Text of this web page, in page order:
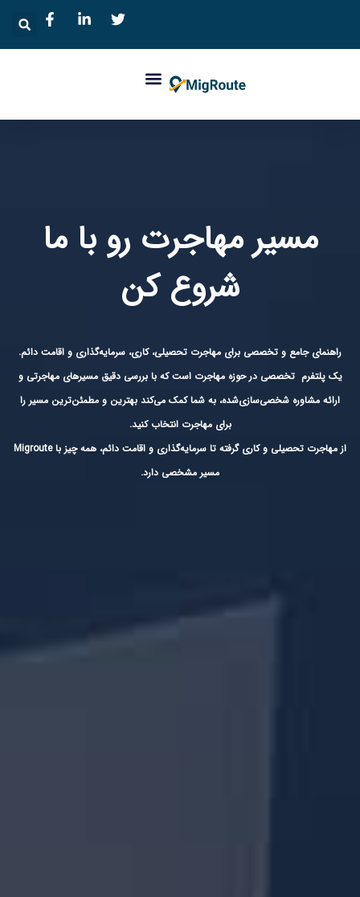
مسیر مهاجرت رو با ما
شروع کن‏
راهنمای جامع و تخصصی برای مهاجرت تحصیلی، کاری، سرمایه‌گذاری و اقامت دائم.
یک پلتفرم تخصصی در حوزه مهاجرت است که با بررسی دقیق مسیرهای مهاجرتی و
ارائه مشاوره شخصی‌سازی‌شده، به شما کمک می‌کند بهترین و مطمئن‌ترین مسیر را
برای مهاجرت انتخاب کنید.
از مهاجرت تحصیلی و کاری گرفته تا سرمایه‌گذاری و اقامت دائم، همه چیز با Migroute
مسیر مشخصی دارد.